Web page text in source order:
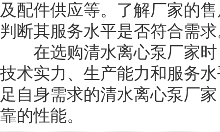
及配件供应等。了解厂家的
判断其服务水平是否符合需
在选购清水离心泵厂家时
技术实力、生产能力和服务
足自身需求的清水离心泵厂
靠的性能。